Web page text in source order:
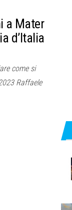
a Mater
d’Italia
come si
Raffaele